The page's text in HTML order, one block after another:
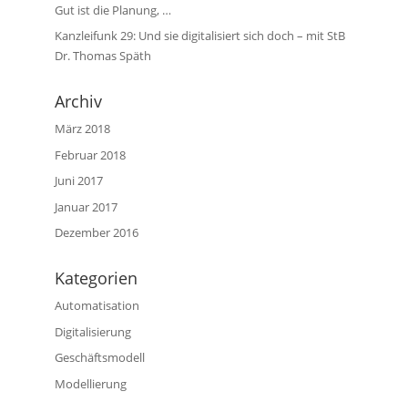
Gut ist die Planung, …
Kanzleifunk 29: Und sie digitalisiert sich doch – mit StB
Dr. Thomas Späth
Archiv
März 2018
Februar 2018
Juni 2017
Januar 2017
Dezember 2016
Kategorien
Automatisation
Digitalisierung
Geschäftsmodell
Modellierung